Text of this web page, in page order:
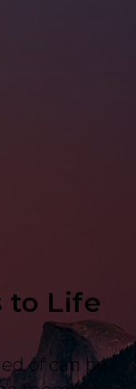
to Life
of can be